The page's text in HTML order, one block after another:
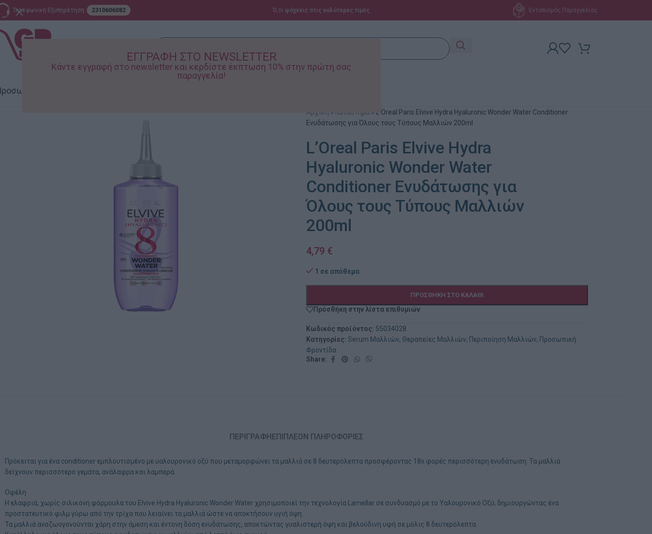
ΕΓΓΡΑΦΗ ΣΤΟ NEWSLETTER
Κάντε εγγραφή στο newsletter και κερδίστε έκπτωση 10% στην πρώτη σας
παραγγελία!
Τηλεφωνική Εξυπηρέτηση 2310606082 Ό,τι ψάχνεις στις καλύτερες τιμές Εντοπισμός Παραγγελίας
Φροντίδα
Αρχική » Κατάστημα » L’Oreal Paris Elvive Hydra Hyaluronic Wonder Water Conditioner
Ενυδάτωσης για Όλους τους Τύπους Μαλλιών 200ml
L’Oreal Paris Elvive Hydra
Hyaluronic Wonder Water
Conditioner Ενυδάτωσης για
Όλους τους Τύπους Μαλλιών
200ml
4,79 €
1 σε απόθεμα
ΠΡΟΣΘΉΚΗ ΣΤΟ ΚΑΛΆΘΙ
Πρόσθήκη στην λίστα επιθυμιών
Κωδικός προϊόντος: 55034028
Κατηγορίες: Serum Μαλλιών, Θεραπείες Μαλλιών, Περιποίηση Μαλλιών, Προσωπική
Φροντίδα
Share:
ΠΕΡΙΓΡΑΦΉ ΕΠΙΠΛΈΟΝ ΠΛΗΡΟΦΟΡΊΕΣ
Πρόκειται για ένα conditioner εμπλουτισμένο με υαλουρονικό οξύ που μεταμορφώνει τα μαλλιά σε 8 δευτερόλεπτα προσφέροντας 18x φορές περισσότερη ενυδάτωση. Τα μαλλιά
δείχνουν περισσότερο γεμάτα, ανάλαφρα και λαμπερά.
Οφέλη
Η ελαφριά, χωρίς σιλικόνη φόρμουλα του Elvive Hydra Hyaluronic Wonder Water χρησιμοποιεί την τεχνολογία Lamellar σε συνδυασμό με το Υαλουρονικό Οξύ, δημιουργώντας ένα
προστατευτικό φιλμ γύρω από την τρίχα που λειαίνει τα μαλλιά ώστε να αποκτήσουν υγιή όψη.
Τα μαλλιά αναζωογονούνται χάρη στην άμεση και έντονη δόση ενυδάτωσης, αποκτώντας γυαλιστερή όψη και βελούδινη υφή σε μόλις 8 δευτερόλεπτα.